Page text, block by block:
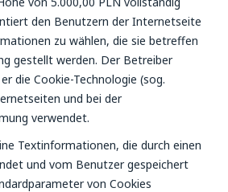
den Benutzern der Internetseite
zu wählen, die sie betreffen
gestellt werden. Der Betreiber
die Cookie-Technologie (sog.
und bei der
verwendet.
Textinformationen, die durch einen
und vom Benutzer gespeichert
von Cookies